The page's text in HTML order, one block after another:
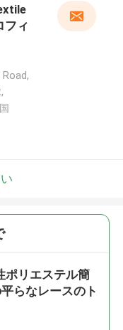
フィ
ポリエステル簡
らなレースのト